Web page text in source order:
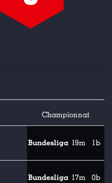
Championnat
Bundesliga 19m 1b
Bundesliga 17m 0b